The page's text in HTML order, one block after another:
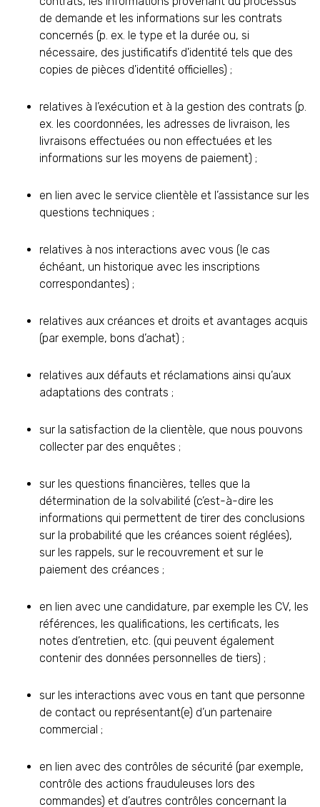
de demande et les informations sur les contrats
concernés (p. ex. le type et la durée ou, si
nécessaire, des justificatifs d'identité tels que des
copies de pièces d'identité officielles) ;
relatives à l’exécution et à la gestion des contrats (p.
ex. les coordonnées, les adresses de livraison, les
livraisons effectuées ou non effectuées et les
informations sur les moyens de paiement) ;
en lien avec le service clientèle et l’assistance sur les
questions techniques ;
relatives à nos interactions avec vous (le cas
échéant, un historique avec les inscriptions
correspondantes) ;
relatives aux créances et droits et avantages acquis
(par exemple, bons d’achat) ;
relatives aux défauts et réclamations ainsi qu’aux
adaptations des contrats ;
sur la satisfaction de la clientèle, que nous pouvons
collecter par des enquêtes ;
sur les questions financières, telles que la
détermination de la solvabilité (c’est-à-dire les
informations qui permettent de tirer des conclusions
sur la probabilité que les créances soient réglées),
sur les rappels, sur le recouvrement et sur le
paiement des créances ;
en lien avec une candidature, par exemple les CV, les
références, les qualifications, les certificats, les
notes d’entretien, etc. (qui peuvent également
contenir des données personnelles de tiers) ;
sur les interactions avec vous en tant que personne
de contact ou représentant(e) d’un partenaire
commercial ;
en lien avec des contrôles de sécurité (par exemple,
contrôle des actions frauduleuses lors des
commandes) et d’autres contrôles concernant la